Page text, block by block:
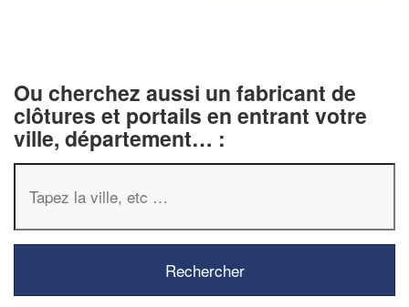
Ou cherchez aussi un fabricant de
clôtures et portails en entrant votre
ville, département… :